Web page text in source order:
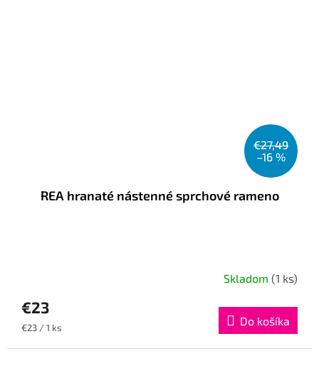
€27,49
–16 %
REA hranaté nástenné sprchové rameno
Skladom (1 ks)
€23
Jednotková
€23 / 1 ks Do košíka